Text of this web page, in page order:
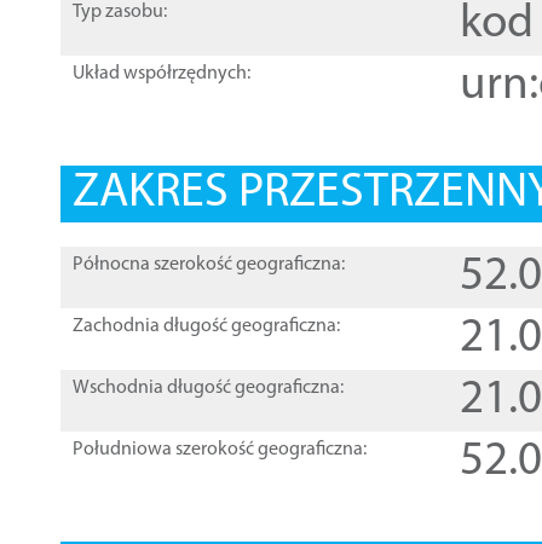
Typ zasobu: kod
Układ współrzędnych:
ZAKRES
Północna szerokość geograficzna:
Zachodnia długość geograficzna:
Wschodnia długość geograficzna:
Południowa szerokość geograficzna: